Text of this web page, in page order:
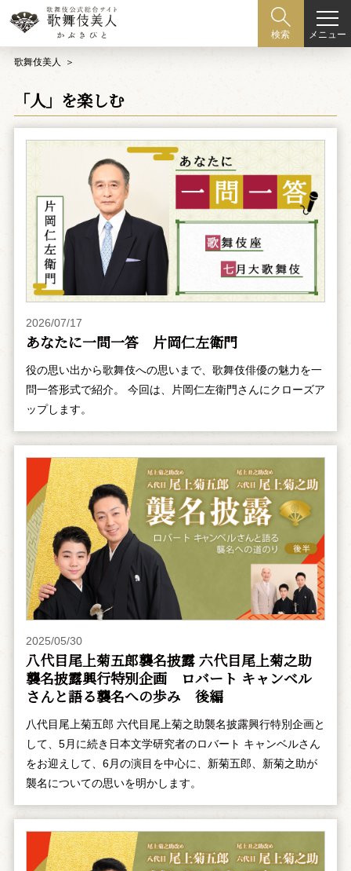
検索 メニュー
歌舞伎美人
「人」を楽しむ
2026/07/17
あなたに一問一答 片岡仁左衛門
役の思い出から歌舞伎への思いまで、歌舞伎俳優の魅力を一
問一答形式で紹介。 今回は、片岡仁左衛門さんにクローズア
ップします。
2025/05/30
八代目尾上菊五郎襲名披露 六代目尾上菊之助
襲名披露興行特別企画 ――ロバート キャンベル
さんと語る襲名への歩み 後編
八代目尾上菊五郎 六代目尾上菊之助襲名披露興行特別企画と
して、5月に続き日本文学研究者のロバート キャンベルさん
をお迎えして、6月の演目を中心に、新菊五郎、新菊之助が
襲名についての思いを明かします。